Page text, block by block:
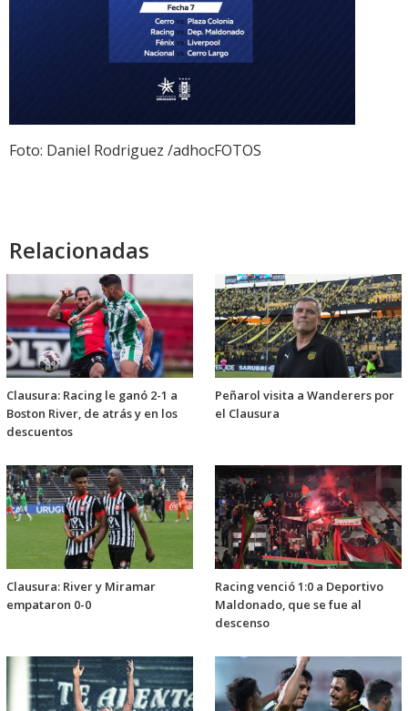
Foto: Daniel Rodriguez /adhocFOTOS
Relacionadas
Clausura: Racing le ganó 2-1 a
Boston River, de atrás y en los
descuentos
Peñarol visita a Wanderers por
el Clausura
Clausura: River y Miramar
empataron 0-0
Racing venció 1:0 a Deportivo
Maldonado, que se fue al
descenso